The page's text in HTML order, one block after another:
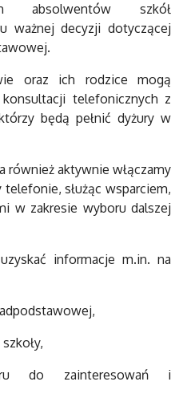
absolwentów szkół
ważnej decyzji dotyczącej
oraz ich rodzice mogą
telefonicznych z
będą pełnić dyżury w
również aktywnie włączamy
służąc wsparciem,
w zakresie wyboru dalszej
informacje m.in. na
do zainteresowań i